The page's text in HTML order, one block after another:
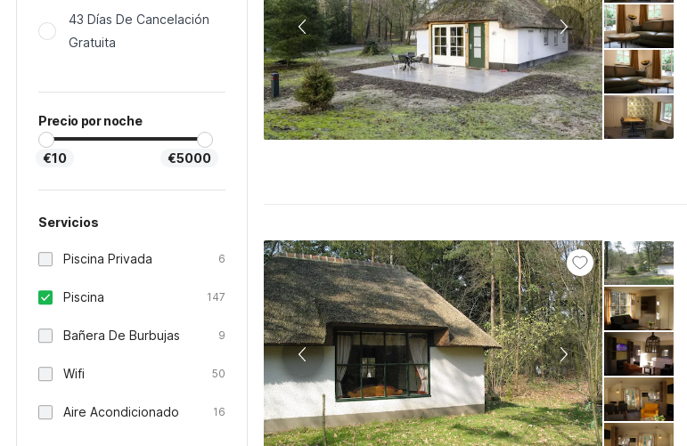
43 Días De Cancelación
Gratuita
Precio por noche
€10 €5000
Servicios
Piscina Privada 6
Piscina 147
Bañera De Burbujas 9
Wifi 50
Aire Acondicionado 16